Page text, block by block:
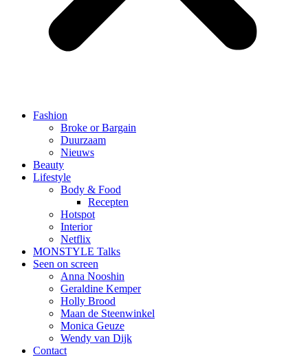
Fashion
Broke or Bargain
Duurzaam
Nieuws
Beauty
Lifestyle
Body & Food
Recepten
Hotspot
Interior
Netflix
MONSTYLE Talks
Seen on screen
Anna Nooshin
Geraldine Kemper
Holly Brood
Maan de Steenwinkel
Monica Geuze
Wendy van Dijk
Contact